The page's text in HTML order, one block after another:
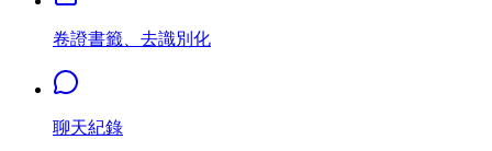
卷證書籤、去識別化
聊天紀錄